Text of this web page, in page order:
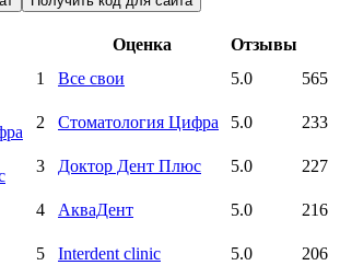
Оценка
Отзывы
1 Все свои 5.0
565
2 Стоматология Цифра 5.0
233
3 Доктор Дент Плюс 5.0
227
4 АкваДент 5.0
216
5 Interdent clinic 5.0
206